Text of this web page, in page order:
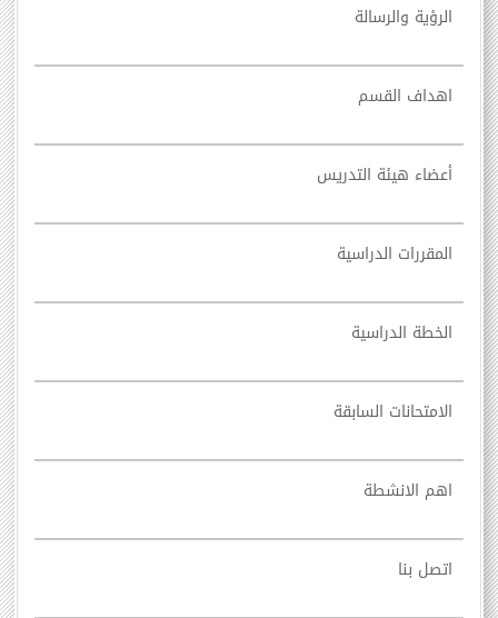
الرؤية والرسالة
اهداف القسم
أعضاء هيئة التدريس
المقررات الدراسية
الخطة الدراسية
الامتحانات السابقة
اهم الانشطة
اتصل بنا